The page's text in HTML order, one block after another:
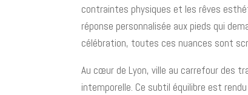
contraintes physiques et les rêves
réponse personnalisée aux pieds qui
célébration, toutes ces nuances sont
Au cœur de Lyon, ville au carrefour des
intemporelle. Ce subtil équilibre est